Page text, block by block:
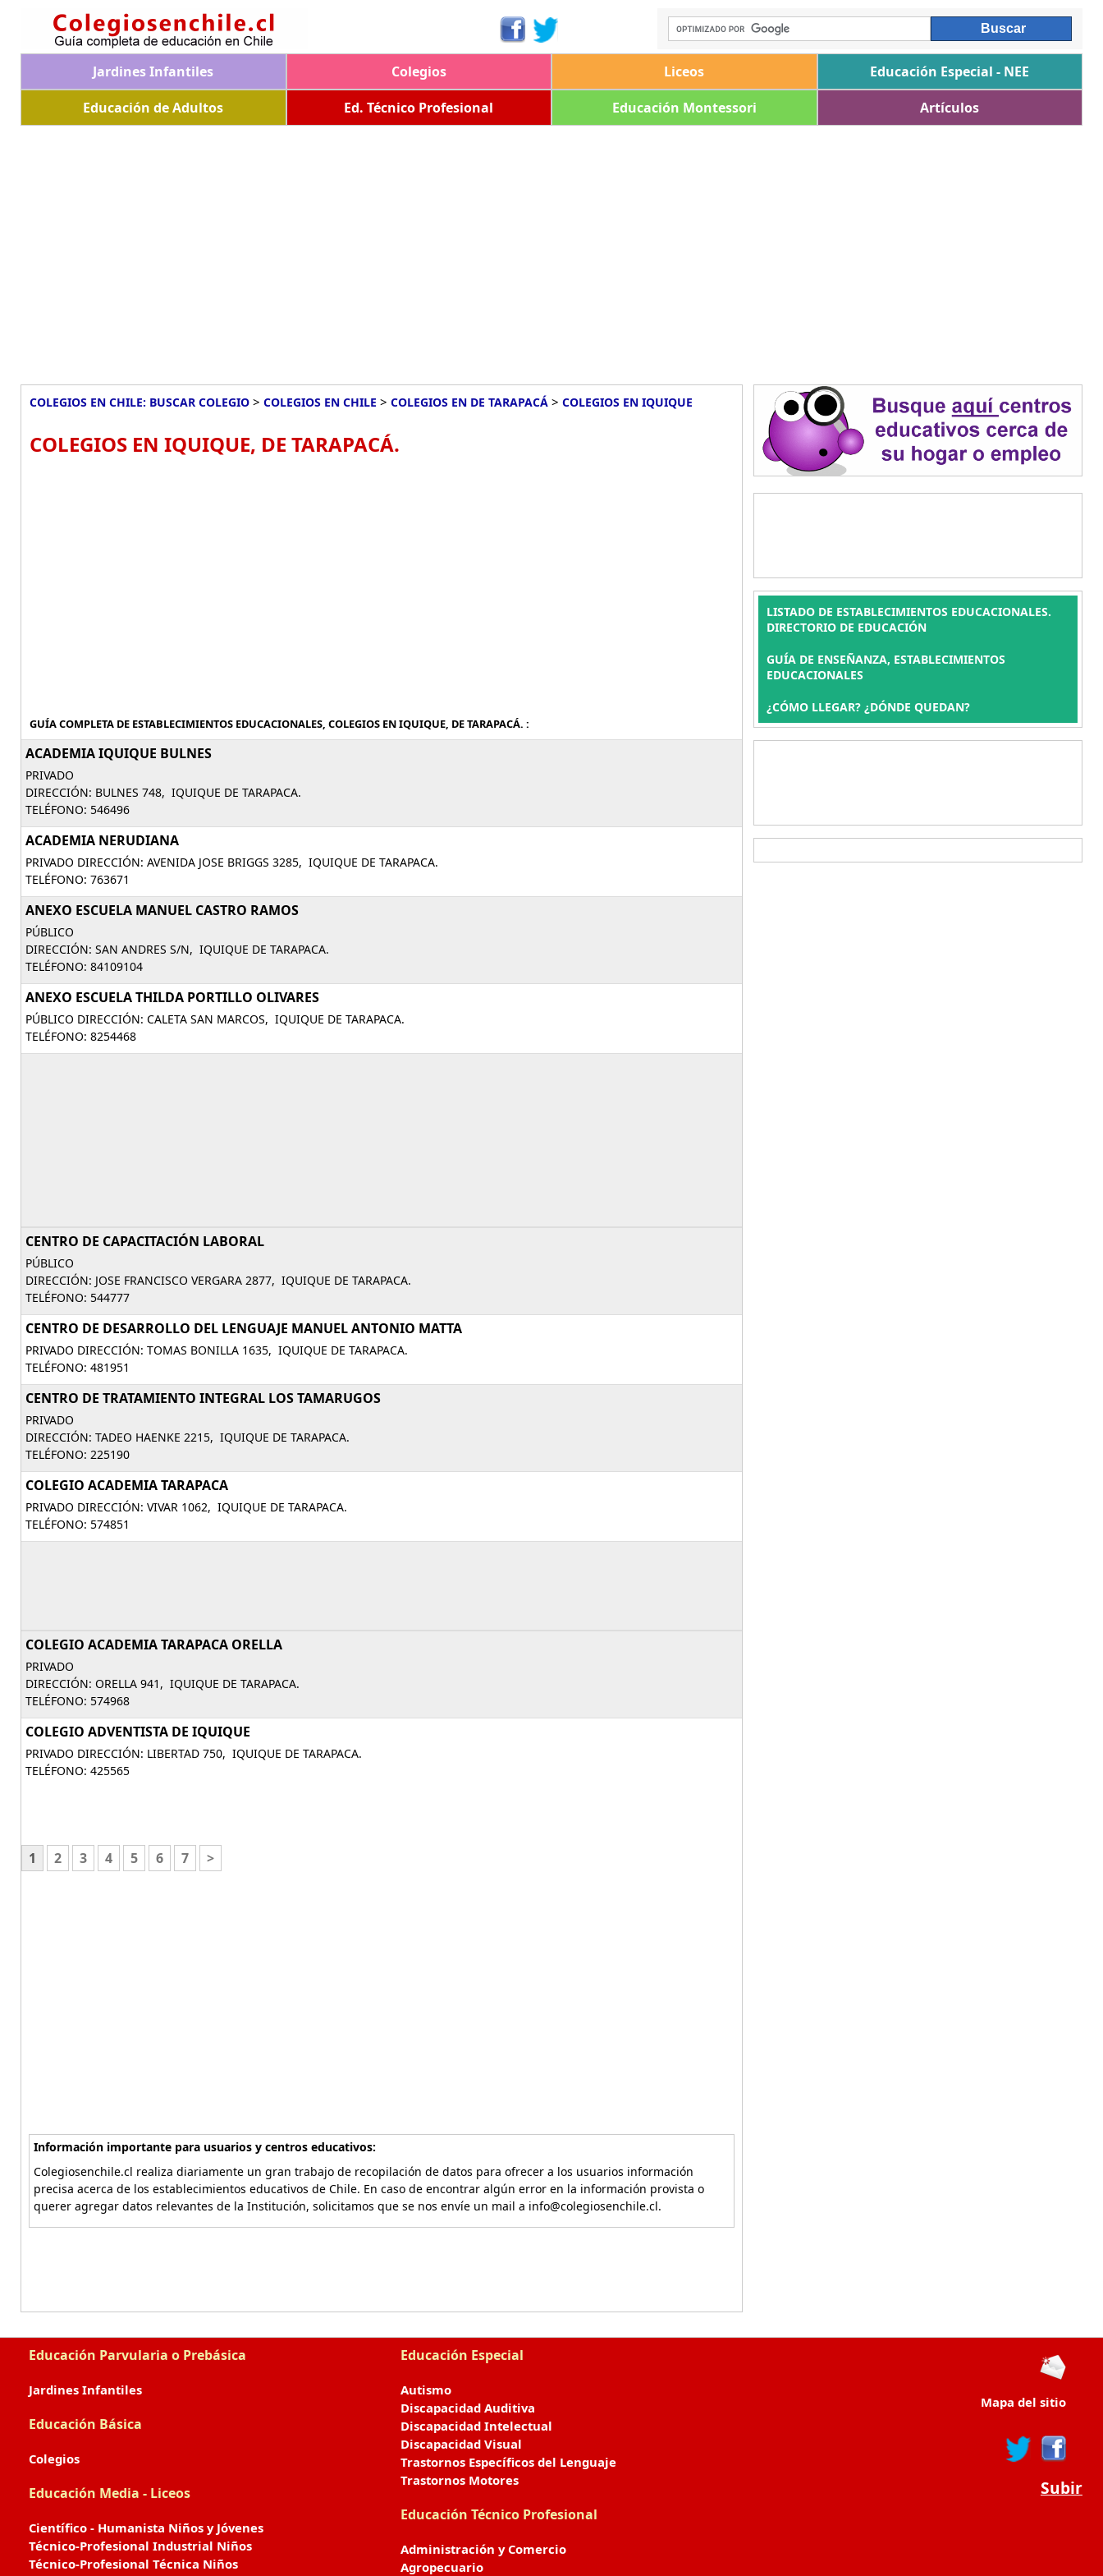
Jardines Infantiles Colegios Liceos
Educación Especial - NEE
Educación de Adultos
Ed. Técnico Profesional Educación Montessori Artículos
COLEGIOS EN CHILE: BUSCAR COLEGIO > COLEGIOS EN CHILE > COLEGIOS EN DE TARAPACÁ > COLEGIOS EN IQUIQUE
COLEGIOS EN IQUIQUE, DE TARAPACÁ.
GUÍA COMPLETA DE ESTABLECIMIENTOS EDUCACIONALES, COLEGIOS EN IQUIQUE, DE TARAPACÁ. :
ACADEMIA IQUIQUE BULNES
PRIVADO
DIRECCIÓN: BULNES 748, IQUIQUE DE TARAPACA.
TELÉFONO: 546496
ACADEMIA NERUDIANA
PRIVADO DIRECCIÓN: AVENIDA JOSE BRIGGS 3285, IQUIQUE DE TARAPACA.
TELÉFONO: 763671
ANEXO ESCUELA MANUEL CASTRO RAMOS
PÚBLICO
DIRECCIÓN: SAN ANDRES S/N, IQUIQUE DE TARAPACA.
TELÉFONO: 84109104
ANEXO ESCUELA THILDA PORTILLO OLIVARES
PÚBLICO DIRECCIÓN: CALETA SAN MARCOS, IQUIQUE DE TARAPACA.
TELÉFONO: 8254468
CENTRO DE CAPACITACIÓN LABORAL
PÚBLICO
DIRECCIÓN: JOSE FRANCISCO VERGARA 2877, IQUIQUE DE TARAPACA.
TELÉFONO: 544777
CENTRO DE DESARROLLO DEL LENGUAJE MANUEL ANTONIO MATTA
PRIVADO DIRECCIÓN: TOMAS BONILLA 1635, IQUIQUE DE TARAPACA.
TELÉFONO: 481951
CENTRO DE TRATAMIENTO INTEGRAL LOS TAMARUGOS
PRIVADO
DIRECCIÓN: TADEO HAENKE 2215, IQUIQUE DE TARAPACA.
TELÉFONO: 225190
COLEGIO ACADEMIA TARAPACA
PRIVADO DIRECCIÓN: VIVAR 1062, IQUIQUE DE TARAPACA.
TELÉFONO: 574851
COLEGIO ACADEMIA TARAPACA ORELLA
PRIVADO
DIRECCIÓN: ORELLA 941, IQUIQUE DE TARAPACA.
TELÉFONO: 574968
COLEGIO ADVENTISTA DE IQUIQUE
PRIVADO DIRECCIÓN: LIBERTAD 750, IQUIQUE DE TARAPACA.
TELÉFONO: 425565
1 2 3 4 5 6 7 >
Información importante para usuarios y centros educativos:
Colegiosenchile.cl realiza diariamente un gran trabajo de recopilación de datos para ofrecer a los usuarios información
precisa acerca de los establecimientos educativos de Chile. En caso de encontrar algún error en la información provista o
querer agregar datos relevantes de la Institución, solicitamos que se nos envíe un mail a info@colegiosenchile.cl.
LISTADO DE ESTABLECIMIENTOS EDUCACIONALES.
DIRECTORIO DE EDUCACIÓN
GUÍA DE ENSEÑANZA, ESTABLECIMIENTOS
EDUCACIONALES
¿CÓMO LLEGAR? ¿DÓNDE QUEDAN?
Educación Parvularia o Prebásica
Jardines Infantiles
Educación Básica
Colegios
Educación Media - Liceos
Científico - Humanista Niños y Jóvenes
Técnico-Profesional Industrial Niños
Técnico-Profesional Técnica Niños
Educación Especial
Autismo
Discapacidad Auditiva
Discapacidad Intelectual
Discapacidad Visual
Trastornos Específicos del Lenguaje
Trastornos Motores
Educación Técnico Profesional
Administración y Comercio
Agropecuario
Mapa del sitio
Subir